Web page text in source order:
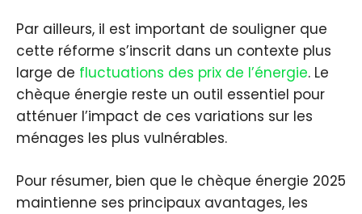
Par ailleurs, il est important de souligner que
cette réforme s’inscrit dans un contexte plus
large de fluctuations des prix de l’énergie. Le
chèque énergie reste un outil essentiel pour
atténuer l’impact de ces variations sur les
ménages les plus vulnérables.
Pour résumer, bien que le chèque énergie 2025
maintienne ses principaux avantages, les